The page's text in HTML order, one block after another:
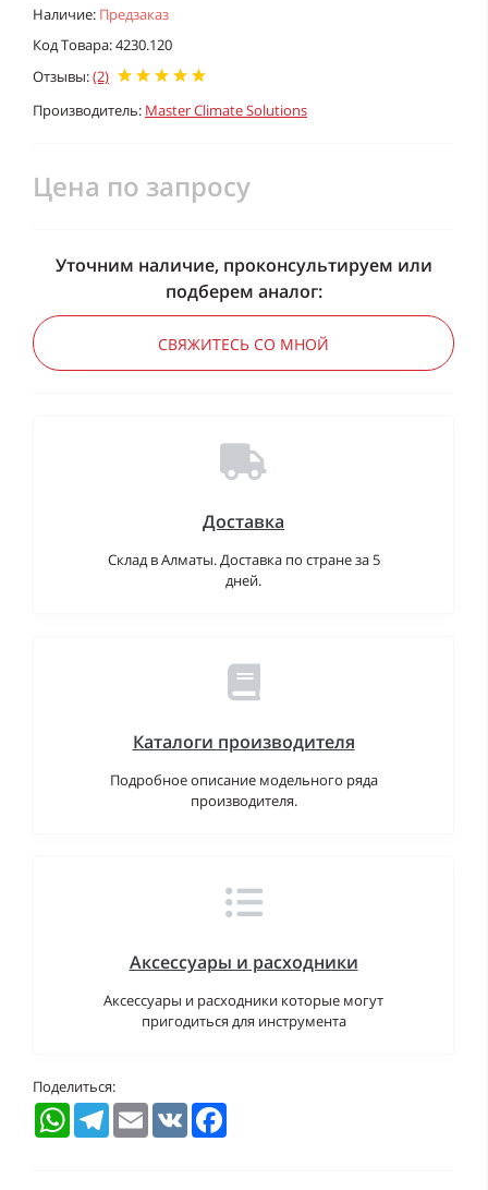
Наличие: Предзаказ
Код Товара: 4230.120
Отзывы:(2)
Производитель: Master Climate Solutions
Цена по запросу
Уточним наличие, проконсультируем или
подберем аналог:
СВЯЖИТЕСЬ СО МНОЙ
Доставка
Склад в Алматы. Доставка по стране за 5
дней.
Каталоги производителя
Подробное описание модельного ряда
производителя.
Аксессуары и расходники
Аксессуары и расходники которые могут
пригодиться для инструмента
Поделиться:
WhatsAppTelegramEmail VK